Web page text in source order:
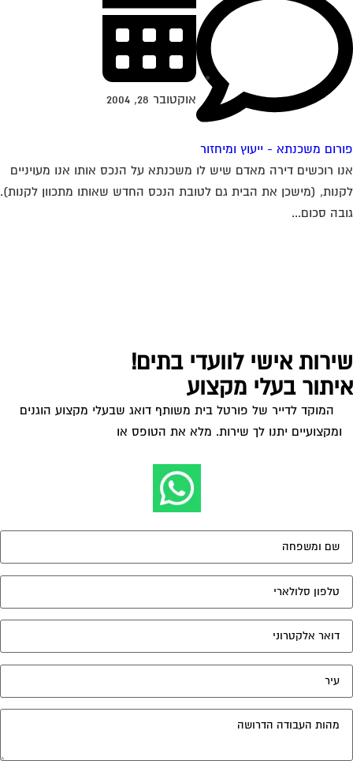
משכנתא - ייעוץ ומיחזור
אוקטובר 28, 2004
רוכשים דירה מאדם שיש לו משכנתא על הנכס אותו אנו מעויניים
(מישכן את הבית גם לטובת הנכס החדש שאותו מתכוון לקנות).
סכום...
אישי לוועדי בתים!
בעלי מקצוע
המוקד לדייר של פורטל בית משותף דואג שבעלי מקצוע הוגנים
ומקצועיים יתנו לך שירות. מלא את הטופס אולחץ לשליחת הודעת